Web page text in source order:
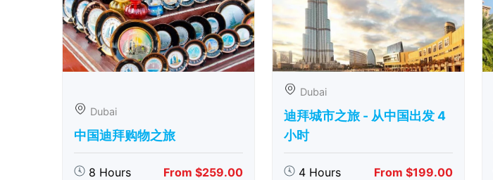
Dubai
中国迪拜购物之旅
8 Hours From $259.00
Dubai
迪拜城市之旅 - 从中​​国出发 4
小时
4 Hours From $199.00